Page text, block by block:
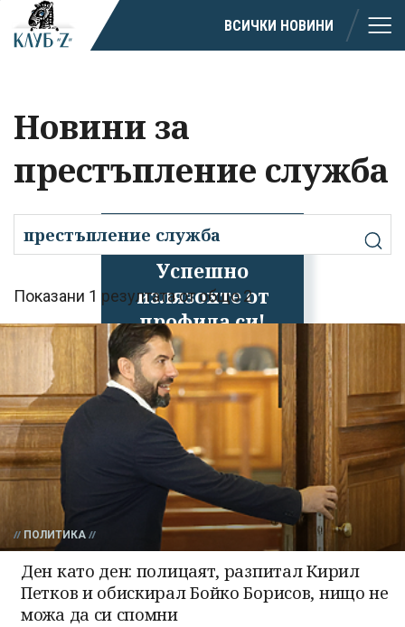
Успешно
излязохте от
профила си!
ВСИЧКИ НОВИНИ
Новини за
престъпление служба
Показани 1 резултата от общо 2
ПОЛИТИКА
Ден като ден: полицаят, разпитал Кирил
Петков и обискирал Бойко Борисов, нищо не
можа да си спомни